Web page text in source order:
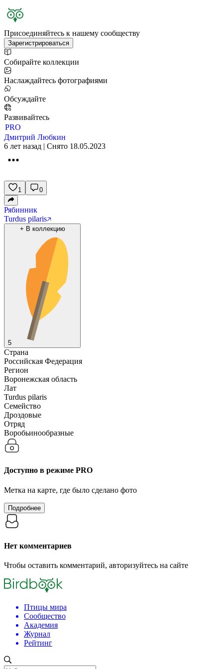
Присоединяйтесь к нашему сообществу
Зарегистрироваться
Собирайте коллекции
Наслаждайтесь фотографиями
Обсуждайте
Развивайтесь
PRO
Дмитрий Любкин
6 лет назад | Снято 18.05.2023
1 0
Рябинник
Turdus pilaris
+ В коллекцию
5
Страна
Российская Федерация
Регион
Воронежская область
Лат
Turdus pilaris
Семейство
Дроздовые
Отряд
Воробьинообразные
Доступно в режиме PRO
Метка на карте, где было сделано фото
Подробнее
Нет комментариев
Чтобы оставить комментарий, авторизуйтесь на сайте
Птицы мира
Сообщество
Академия
Журнал
Рейтинг